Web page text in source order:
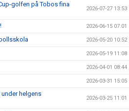
golfen på Tobos fina
2026-07-27 13:53
2026-06-15 07:01
2026-05-20 10:52
2026-05-19 11:08
2026-04-01 08:44
2026-03-31 15:05
helgens
2026-03-25 11:01